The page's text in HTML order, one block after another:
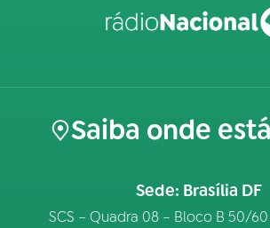
Saiba onde
Sede: Brasília DF
SCS – Quadra 08 – Bloco B 50/60